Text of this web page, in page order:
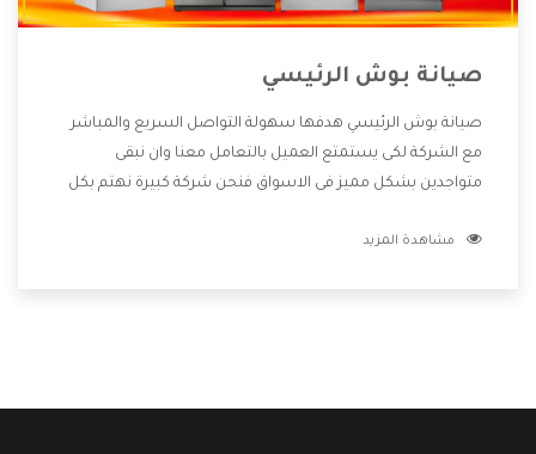
صيانة بوش الرئيسي
صيانة بوش الرئيسي هدفها سهولة التواصل السريع والمباشر
مع الشركة لكى يستمتع العميل بالتعامل معنا وان نبقى
متواجدين بشكل مميز فى الاسواق فنحن شركة كبيرة نهتم بكل
الشركة بها والتى تكون منها خدمة الصيانة التى تكون من أهم
مشاهدة المزيد